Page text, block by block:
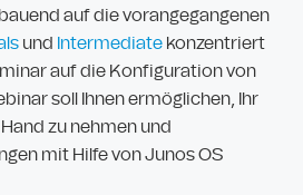
auf die vorangegangenen
und Intermediatekonzentriert
auf die Konfiguration von
soll Ihnen ermöglichen, Ihr
zu nehmen und
mit Hilfe von Junos OS